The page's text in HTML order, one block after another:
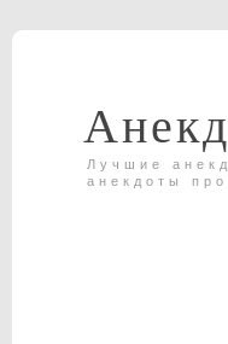
Лучшие
анекдоты